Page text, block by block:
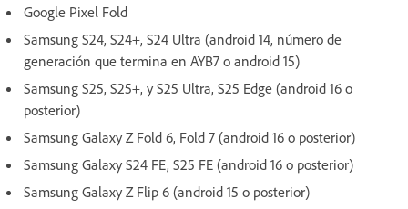
Google Pixel Fold
Samsung S24, S24+, S24 Ultra (android 14, número de
generación que termina en AYB7 o android 15)
Samsung S25, S25+, y S25 Ultra, S25 Edge (android 16 o
posterior)
Samsung Galaxy Z Fold 6, Fold 7 (android 16 o posterior)
Samsung Galaxy S24 FE, S25 FE (android 16 o posterior)
Samsung Galaxy Z Flip 6 (android 15 o posterior)